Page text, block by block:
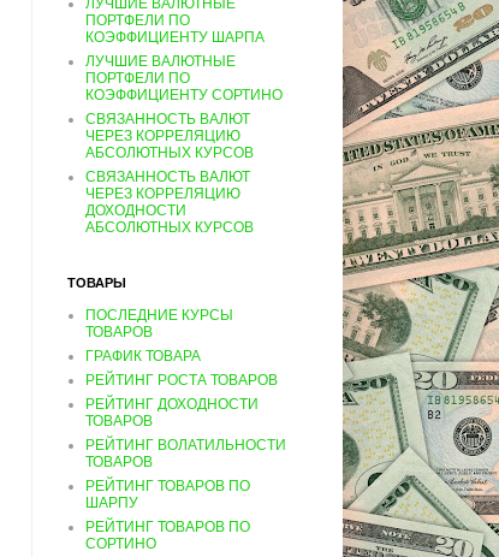
ЛУЧШИЕ ВАЛЮТНЫЕ
ПОРТФЕЛИ ПО
КОЭФФИЦИЕНТУ ШАРПА
ЛУЧШИЕ ВАЛЮТНЫЕ
ПОРТФЕЛИ ПО
КОЭФФИЦИЕНТУ СОРТИНО
СВЯЗАННОСТЬ ВАЛЮТ
ЧЕРЕЗ КОРРЕЛЯЦИЮ
АБСОЛЮТНЫХ КУРСОВ
СВЯЗАННОСТЬ ВАЛЮТ
ЧЕРЕЗ КОРРЕЛЯЦИЮ
ДОХОДНОСТИ
АБСОЛЮТНЫХ КУРСОВ
ТОВАРЫ
ПОСЛЕДНИЕ КУРСЫ
ТОВАРОВ
ГРАФИК ТОВАРА
РЕЙТИНГ РОСТА ТОВАРОВ
РЕЙТИНГ ДОХОДНОСТИ
ТОВАРОВ
РЕЙТИНГ ВОЛАТИЛЬНОСТИ
ТОВАРОВ
РЕЙТИНГ ТОВАРОВ ПО
ШАРПУ
РЕЙТИНГ ТОВАРОВ ПО
СОРТИНО